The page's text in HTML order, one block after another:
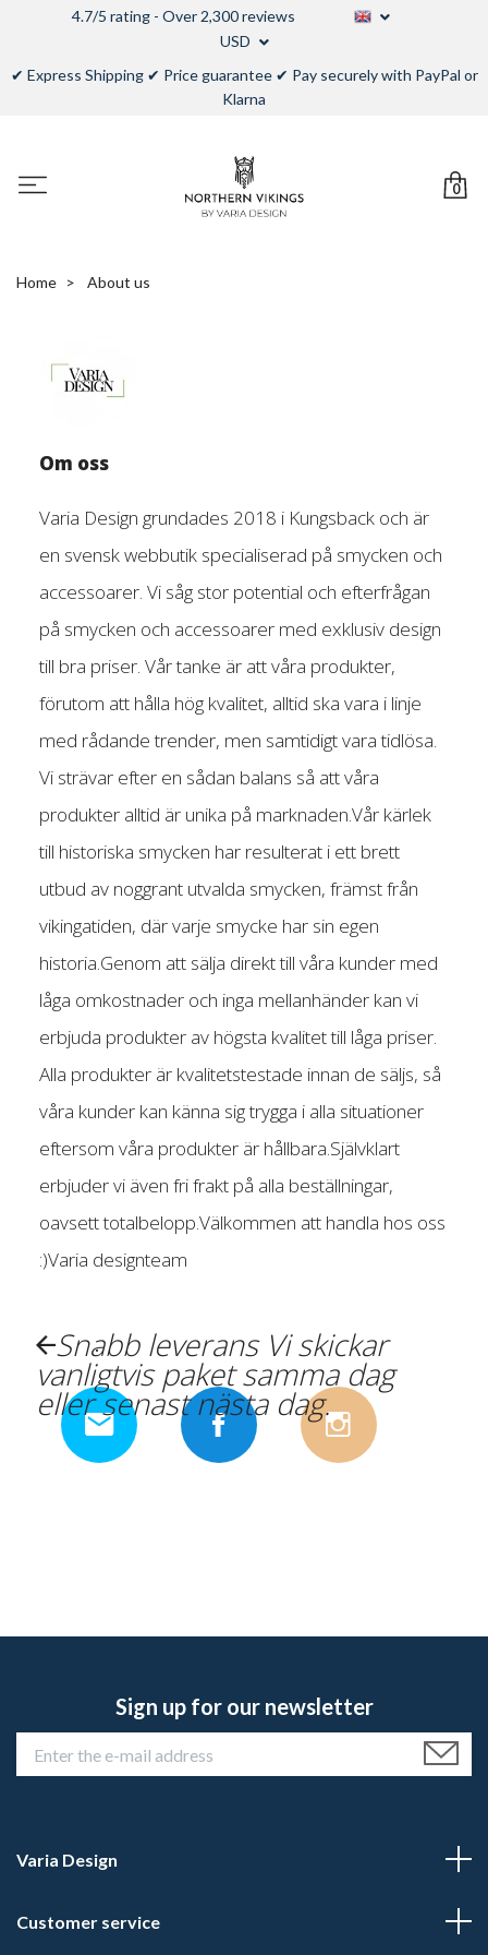
4.7/5 rating - Over 2,300 reviews
USD
✔ Express Shipping ✔ Price guarantee ✔ Pay securely with PayPal or
Klarna
0
Home About us
Om oss
Varia Design grundades 2018 i Kungsback och är
en svensk webbutik specialiserad på smycken och
accessoarer. Vi såg stor potential och efterfrågan
på smycken och accessoarer med exklusiv design
till bra priser. Vår tanke är att våra produkter,
förutom att hålla hög kvalitet, alltid ska vara i linje
med rådande trender, men samtidigt vara tidlösa.
Vi strävar efter en sådan balans så att våra
produkter alltid är unika på marknaden.Vår kärlek
till historiska smycken har resulterat i ett brett
utbud av noggrant utvalda smycken, främst från
vikingatiden, där varje smycke har sin egen
historia.Genom att sälja direkt till våra kunder med
låga omkostnader och inga mellanhänder kan vi
erbjuda produkter av högsta kvalitet till låga priser.
Alla produkter är kvalitetstestade innan de säljs, så
våra kunder kan känna sig trygga i alla situationer
eftersom våra produkter är hållbara.Självklart
erbjuder vi även fri frakt på alla beställningar,
oavsett totalbelopp.Välkommen att handla hos oss
:)Varia designteam
Snabb leverans Vi skickar
vanligtvis paket samma dag
eller senast nästa dag.
.
Sign up for our newsletter
Varia Design
Customer service